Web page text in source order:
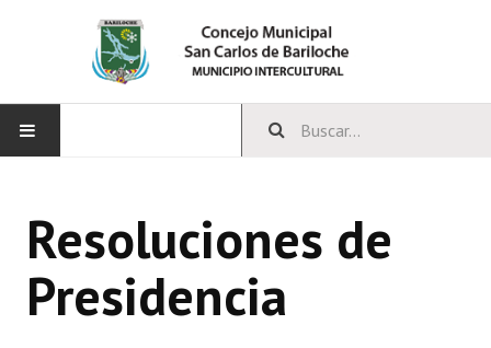
CONCEJO
Bloques Políticos
Resoluciones de
Presidencia